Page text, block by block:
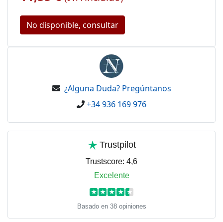
No disponible, consultar
¿Alguna Duda? Pregúntanos
+34 936 169 976
Trustpilot
Trustscore: 4,6
Excelente
★ ★ ★ ★ ★
Basado en 38 opiniones